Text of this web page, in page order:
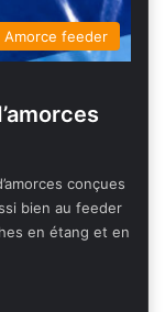
Amorce feeder
conçues
bien au feeder
en étang et en